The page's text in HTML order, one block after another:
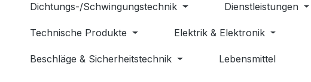
Dichtungs-/Schwingungstechnik Dienstleistungen
Technische Produkte Elektrik & Elektronik
Beschläge & Sicherheitstechnik Lebensmittel